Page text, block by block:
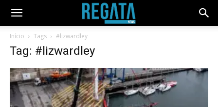
Início Tags #lizwardley
Tag: #lizwardley